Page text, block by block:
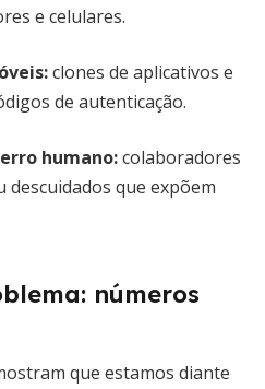
e celulares.
clones de aplicativos e
de autenticação.
humano:colaboradores
que expõem
números
que estamos diante